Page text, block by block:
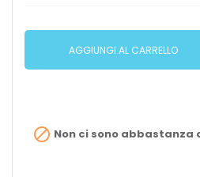
AGGIUNGI AL CARRELLO
 Non ci sono